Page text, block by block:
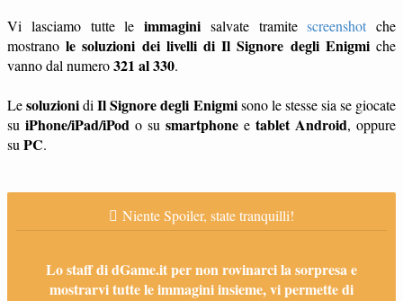
Vi lasciamo tutte le immagini salvate tramitescreenshot che
mostranole soluzioni dei livelli di Il Signore degli Enigmiche
vanno dal numero321 al 330.
LesoluzionidiIl Signore degli Enigmisono le stesse sia se giocate
su iPhone/iPad/iPod o su smartphone e tablet Android, oppure
su PC.
Niente Spoiler, state tranquilli!
Lo staff di dGame.it per non rovinarci la sorpresa e
mostrarvi tutte le immagini insieme, vi permette di